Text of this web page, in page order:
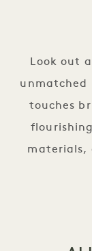
Look out
unmatched
touches
materials,